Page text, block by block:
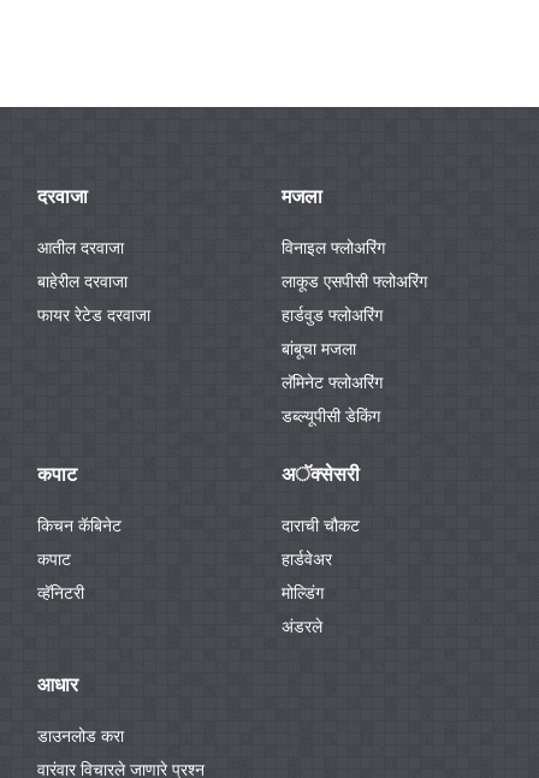
दरवाजा
आतील दरवाजा
बाहेरील दरवाजा
फायर रेटेड दरवाजा
मजला
विनाइल फ्लोअरिंग
लाकूड एसपीसी फ्लोअरिंग
हार्डवुड फ्लोअरिंग
बांबूचा मजला
लॅमिनेट फ्लोअरिंग
डब्ल्यूपीसी डेकिंग
कपाट
किचन कॅबिनेट
कपाट
व्हॅनिटरी
अॅक्सेसरी
दाराची चौकट
हार्डवेअर
मोल्डिंग
अंडरले
आधार
डाउनलोड करा
वारंवार विचारले जाणारे प्रश्न